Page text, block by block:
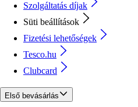
Szolgáltatás díjak
Süti beállítások
Fizetési lehetőségek
Tesco.hu
Clubcard
Első bevásárlás